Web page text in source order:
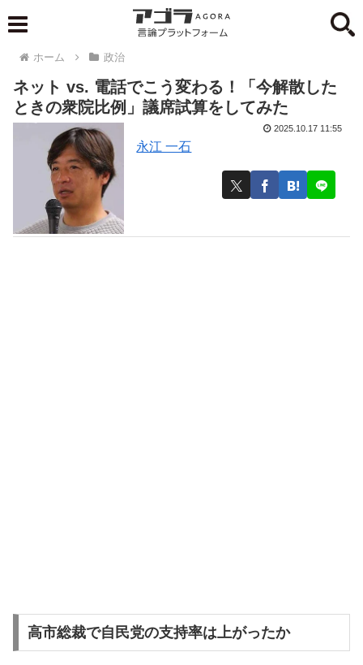
ホーム 政治
ネット vs. 電話でこう変わる！「今解散した
ときの衆院比例」議席試算をしてみた
永江 一石
2025.10.17 11:55
高市総裁で自民党の支持率は上がったか